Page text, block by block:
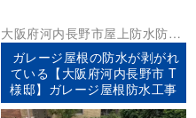
大阪府河内長野市屋上防水防水
工事
ガレージ屋根の防水が剥がれ
ている【大阪府河内長野市 T
様邸】ガレージ屋根防水工事